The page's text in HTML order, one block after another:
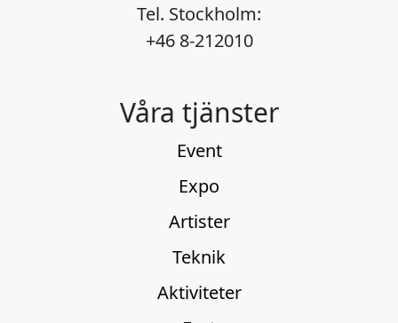
Tel. Stockholm:
+46 8-212010
Våra tjänster
Event
Expo
Artister
Teknik
Aktiviteter